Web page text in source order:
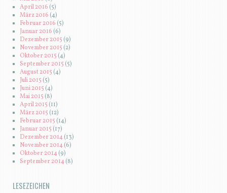
April 2016(5)
März 2016 (4)
Februar 2016 (5)
Januar 2016 (6)
Dezember 2015 (9)
November 2015 (2)
Oktober 2015 (4)
September 2015 (5)
August 2015 (4)
Juli 2015 (5)
Juni 2015 (4)
Mai 2015 (8)
April 2015 (11)
März 2015(12)
Februar 2015 (14)
Januar 2015 (17)
Dezember 2014(13)
November 2014(6)
Oktober 2014(9)
September 2014(8)
LESEZEICHEN